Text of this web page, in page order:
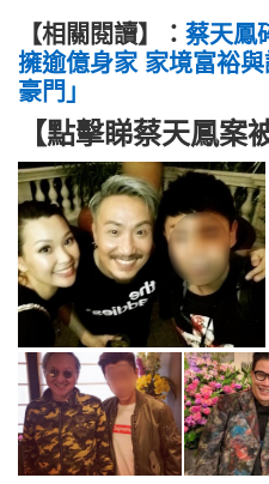
【相關閱讀】 ： 蔡天鳳
擁逾億身家 家境富裕
豪門」
【點擊睇蔡天鳳案